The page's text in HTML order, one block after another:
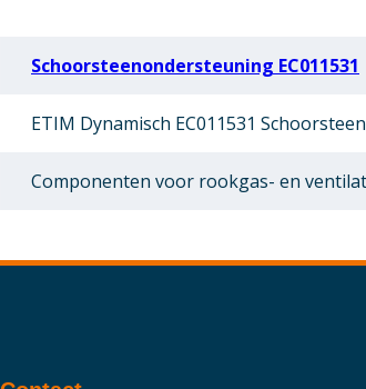
Schoorsteenondersteuning EC011531
ETIM Dynamisch EC011531
Componenten voor rookgas- en